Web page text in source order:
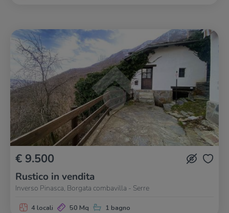
€ 9.500
Rustico in vendita
Inverso Pinasca, Borgata combavilla - Serre
4 locali 50 Mq 1 bagno